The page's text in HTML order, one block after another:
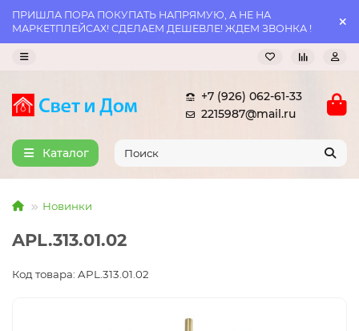
ПРИШЛА ПОРА ПОКУПАТЬ НАПРЯМУЮ, А НЕ НА
МАРКЕТПЛЕЙСАХ! СДЕЛАЕМ ДЕШЕВЛЕ! ЖДЕМ ЗВОНКА !
+7 (926) 062-61-33
2215987@mail.ru
Каталог
Новинки
APL.313.01.02
Код товара: APL.313.01.02